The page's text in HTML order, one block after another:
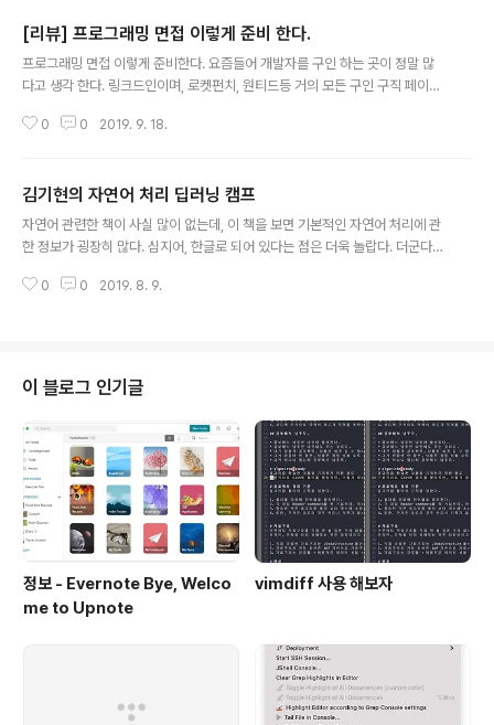
[리뷰] 프로그래밍 면접 이렇게 준비 한다.
프로그래밍 면접 이렇게 준비한다. 요즘들어 개발자를 구인 하는 곳이 정말 많
다고 생각 한다. 링크드인이며, 로켓펀치, 원티드등 거의 모든 구인 구직 페이지
접에 관한 준비를 어떻게 해야 할지 잘 모른다는 분들이 있는데, 그러한 분들에
가 예상하겠지만, 결국 자료 구조 및 알고리즘이다. 사실, 요즘 많이 변질 되었다
고 생각 하는 편인데, 알고리즘과 자료 구조의 화이트 보드 테스트는 본래 이 문
제를 정말 잘 푸는 개발자만이 뛰어나서 채용을 해야 한다거나 하는 의미는 아
0 0 2019. 9. 18.
김기현의 자연어 처리 딥러닝 캠프
자연어 관련한 책이 사실 많이 없는데, 이 책을 보면 기본적인 자연어 처리에 관
한 정보가 굉장히 많다. 심지어, 한글로 되어 있다는 점은 더욱 놀랍다. 더군다나
집어 설명을 하고 있다는 점이 좋게 생각 되었다. 사실, 자연어 처리라는게 일반
관한 부분이 나는 중요한 부분이라고 생각 하는데, 파서의 개념, 분절의 개념은
생소하지만, 재미나게 봤다. 사실, 데이터의 수집과 정제는 모호한 측면이 생길..
0 0 2019. 8. 9.
이 블로그 인기글
정보 - Evernote Bye, Welco
me to Upnote
vimdiff 사용 해보자